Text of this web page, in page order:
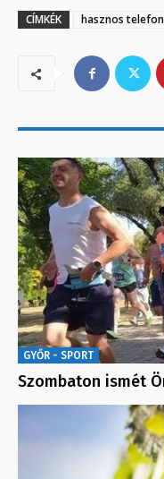
CÍMKÉK hasznos
GYŐR - SPORT
Szombaton ismét